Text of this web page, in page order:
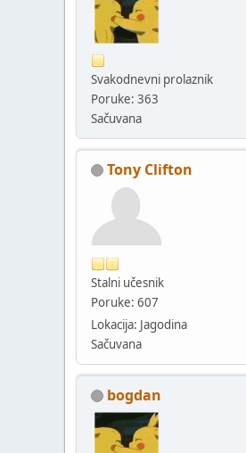
Svakodnevni prolaznik
Poruke: 363
Sačuvana
Tony Clifton
Stalni učesnik
Poruke: 607
Lokacija: Jagodina
Sačuvana
bogdan